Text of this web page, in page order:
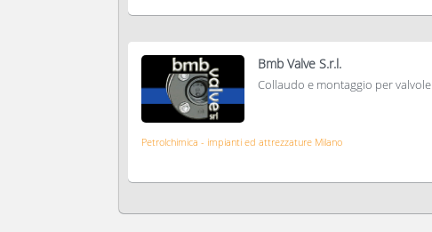
Bmb Valve S.r.l.
Collaudo e montaggio per valvole
Petrolchimica - impianti ed attrezzature Milano